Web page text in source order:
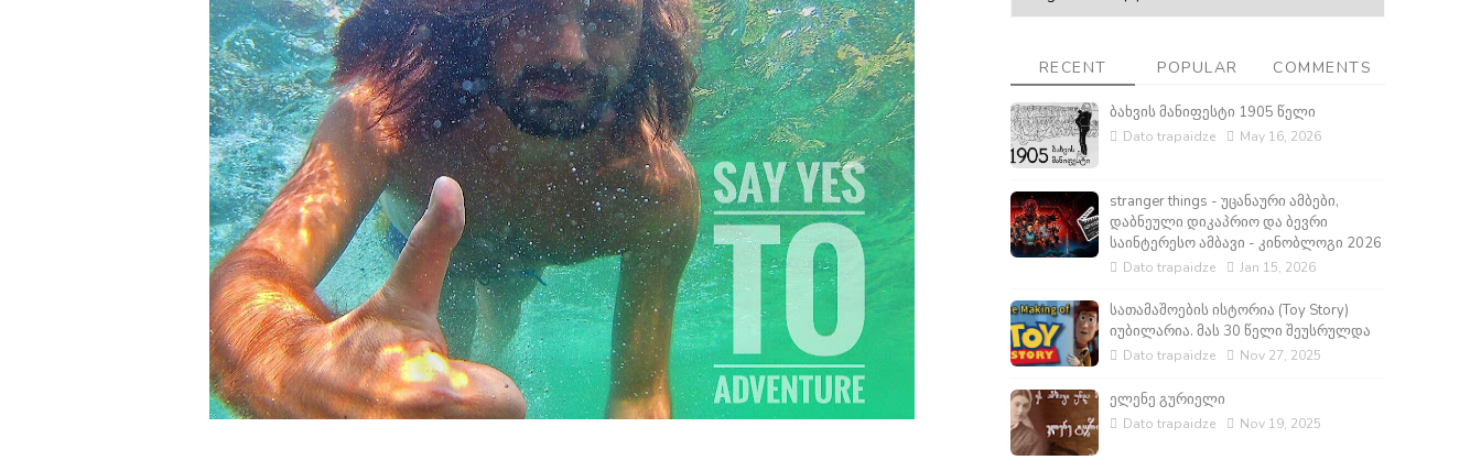
RECENT POPULAR COMMENTS
ბახვის მანიფესტი 1905 წელი
Dato trapaidze May 16, 2026
stranger things - უცანაური ამბები,
დაბნეული დიკაპრიო და ბევრი
საინტერესო ამბავი - კინობლოგი 2026
Dato trapaidze Jan 15, 2026
სათამაშოების ისტორია (Toy Story)
იუბილარია. მას 30 წელი შეუსრულდა
Dato trapaidze Nov 27, 2025
ელენე გურიელი
Dato trapaidze Nov 19, 2025